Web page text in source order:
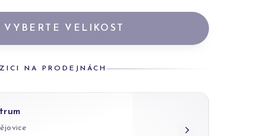
VYBERTE VELIKOST
NA PRODEJNÁCH